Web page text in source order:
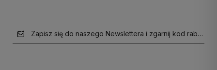
Zapisz się do naszego Newslettera i zgarnij kod